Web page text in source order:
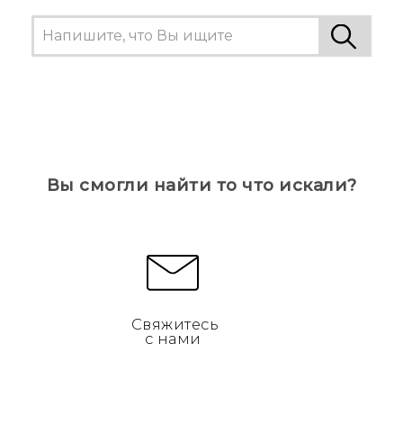
Вы смогли найти то что искали?
Свяжитесь
с нами